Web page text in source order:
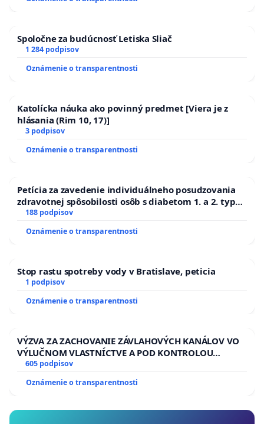
ĎUMBIERSKEJ/MAGU
Spoločne za budúcnosť Letiska Sliač
1 284 podpisov
Oznámenie o transparentnosti
Katolícka náuka ako povinný predmet [Viera je z
hlásania (Rim 10, 17)]
3 podpisov
Oznámenie o transparentnosti
Petícia za zavedenie individuálneho posudzovania
zdravotnej spôsobilosti osôb s diabetom 1. a 2. typu
pri prijímaní do Policajného zboru SR
188 podpisov
Oznámenie o transparentnosti
Stop rastu spotreby vody v Bratislave, peticia
1 podpisov
Oznámenie o transparentnosti
VÝZVA ZA ZACHOVANIE ZÁVLAHOVÝCH KANÁLOV VO
VÝLUČNOM VLASTNÍCTVE A POD KONTROLOU
SLOVENSKEJ REPUBLIKY & žiadosť na riešenie
kanálov na Slovensku
605 podpisov
Oznámenie o transparentnosti